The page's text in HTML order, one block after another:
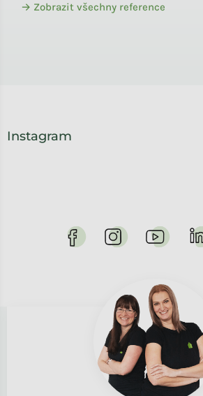
→ Zobrazit všechny reference
Instagram